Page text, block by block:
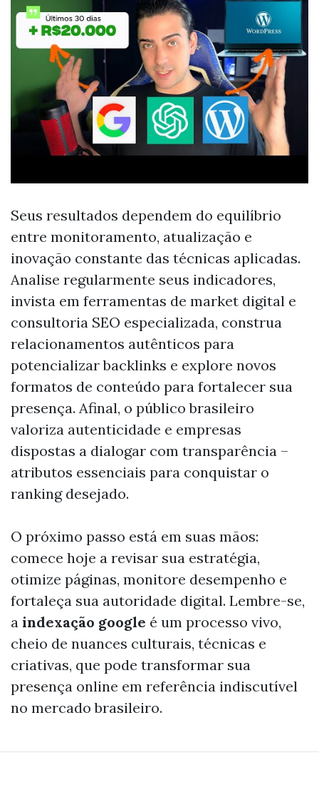
Seus resultados dependem do equilíbrio
entre monitoramento, atualização e
inovação constante das técnicas aplicadas.
Analise regularmente seus indicadores,
invista em ferramentas de market digital e
consultoria SEO especializada, construa
relacionamentos autênticos para
potencializar backlinks e explore novos
formatos de conteúdo para fortalecer sua
presença. Afinal, o público brasileiro
valoriza autenticidade e empresas
dispostas a dialogar com transparência –
atributos essenciais para conquistar o
ranking desejado.
O próximo passo está em suas mãos:
comece hoje a revisar sua estratégia,
otimize páginas, monitore desempenho e
fortaleça sua autoridade digital. Lembre-se,
a indexação google é um processo vivo,
cheio de nuances culturais, técnicas e
criativas, que pode transformar sua
presença online em referência indiscutível
no mercado brasileiro.